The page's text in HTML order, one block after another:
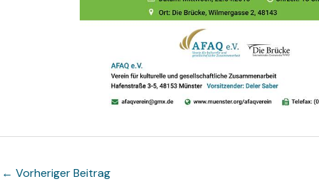
← Vorheriger Beitrag